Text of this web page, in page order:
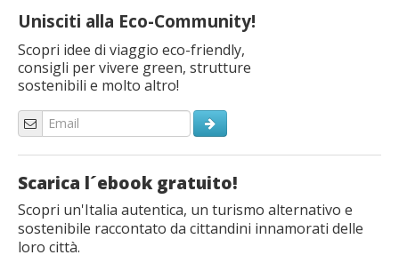
Unisciti alla Eco-Community!
Scopri idee di viaggio eco-friendly,
consigli per vivere green, strutture
sostenibili e molto altro!
Scarica l´ebook gratuito!
Scopri un'Italia autentica, un turismo alternativo e
sostenibile raccontato da cittandini innamorati delle
loro città.